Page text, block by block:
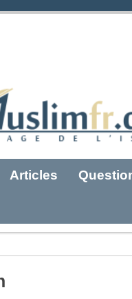
Articles